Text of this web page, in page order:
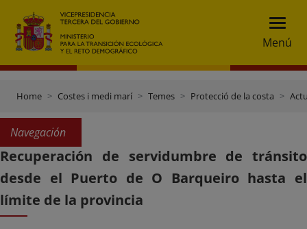
Menú
Home Costes i medi marí Temes Protecció de la costa
Navegación
Recuperación de servidumbre de tránsito
desde el Puerto de O Barqueiro hasta el
límite de la provincia